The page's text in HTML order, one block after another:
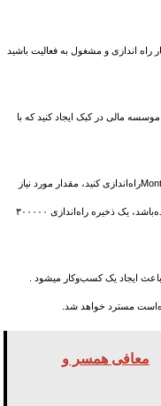
راه اندازی و مشغول به فعالیت باشید
مالی در کبک ایجاد کنید که با
اگر کسب‌وکار خود را در خارج از ناحیه شهری Montreal (CMM)راه‌اندازی کنید، مقدار مورد نیاز
کم‌تر (۲۰۰،۰۰۰ دلار)است.اگر کسب‌وکار در CMM واقع شده‌باشد، یک ذخیره راه‌اندازی ۳۰۰۰۰۰
می‌کند که باعث ایجاد یک کسب‌وکار میشود .
مسترد خواهد شد.
معافی همسر و